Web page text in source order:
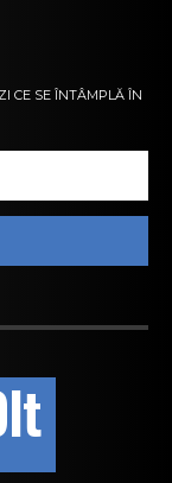
CE SE ÎNTÂMPLĂ ÎN